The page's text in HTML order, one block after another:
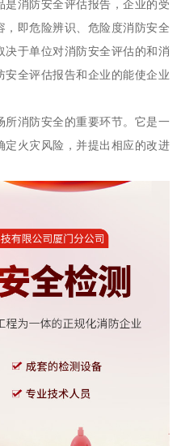
消防安全评估报告，企业的受
即危险辨识、危险度消防安全
于单位对消防安全评估的和消
安全评估报告和企业的能使企业
消防安全的重要环节。它是一
火灾风险，并提出相应的改进